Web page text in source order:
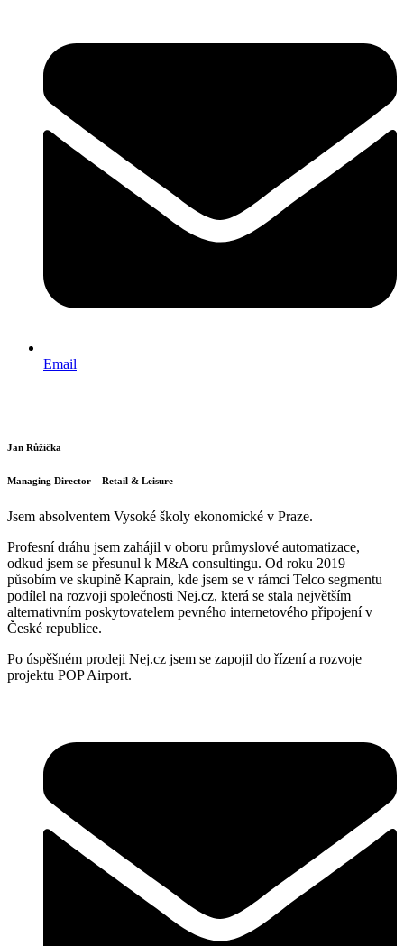
Email
Jan Růžička
Managing Director – Retail & Leisure
Jsem absolventem Vysoké školy ekonomické v Praze.
Profesní dráhu jsem zahájil v oboru průmyslové automatizace,
odkud jsem se přesunul k M&A consultingu. Od roku 2019
působím ve skupině Kaprain, kde jsem se v rámci Telco segmentu
podílel na rozvoji společnosti Nej.cz, která se stala největším
alternativním poskytovatelem pevného internetového připojení v
České republice.
Po úspěšném prodeji Nej.cz jsem se zapojil do řízení a rozvoje
projektu POP Airport.